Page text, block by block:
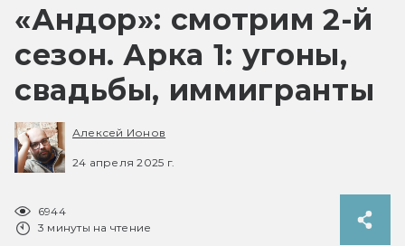
«Андор»: смотрим 2-й
сезон. Арка 1: угоны,
свадьбы, иммигранты
Алексей Ионов
24 апреля 2025 г.
6944
3 минуты на чтение